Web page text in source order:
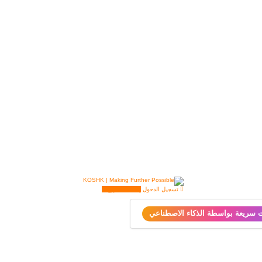
تسجيل الدخول
سريعة بواسطة الذكاء الاصطناعي